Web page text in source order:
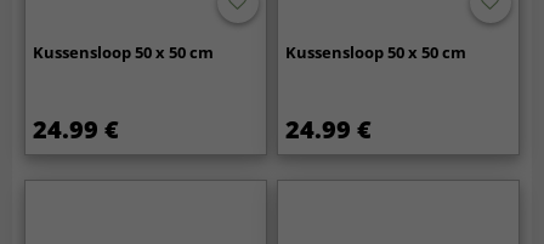
Kussensloop 50 x 50 cm
24.99 €
Kussensloop 50 x 50 cm
24.99 €